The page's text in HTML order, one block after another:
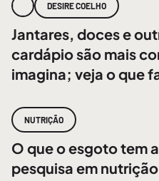
DESIRE COELHO
Jantares, doces e
cardápio são mais
imagina; veja o que
NUTRIÇÃO
O que o esgoto tem
pesquisa em nutrição